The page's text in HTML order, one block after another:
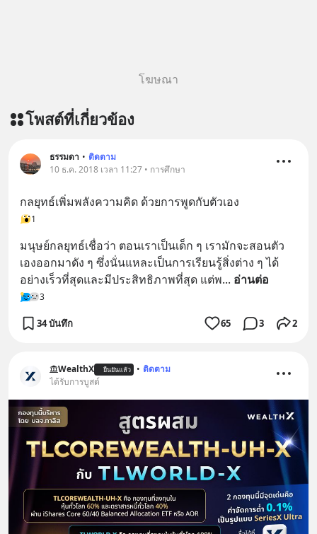
========================= 📣
=========================
ผลิตภัณฑ์เสริมอาหาร Diip CBD ช่วย
บรรเทาความเครียด ลดความวิตกกังวล
หลับมีประสิทธิภาพมากยิ่งขึ้น 📍 สนใจ
@diipgeek 🔗 หรือกดลิงก์
https://lin.ee/U91Fzyz
โฆษณา
โพสต์ที่เกี่ยวข้อง
ธรรมดา • ติดตาม
10 ธ.ค. 2018 เวลา 11:27 • การศึกษา
กลยุทธ์เพิ่มพลังความคิด ด้วยการพูดกับตัวเอง
1
มนุษย์กลยุทธ์เชื่อว่า ตอนเราเป็นเด็ก ๆ เรามักจะสอนตัว
เองออกมาดัง ๆ ซึ่งนั่นแหละเป็นการเรียนรู้สิ่งต่าง ๆ ได้
อย่างเร็วที่สุดและมีประสิทธิภาพที่สุด แต่พ... อ่านต่อ
3
34 บันทึก 65 3 2
WealthX ยืนยันแล้ว • ติดตาม
ได้รับการบูสต์